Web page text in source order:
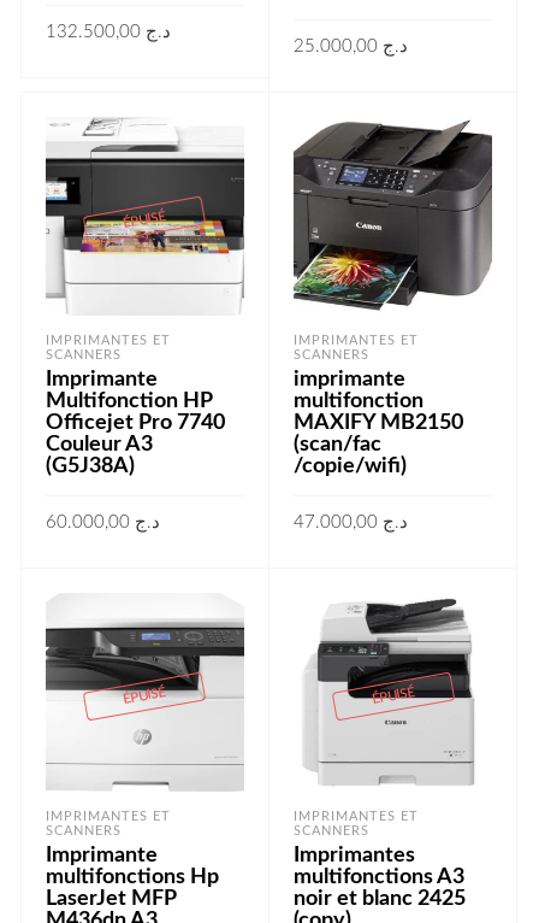
د.ج 132.500,00
د.ج
ÉPUISÉ
IMPRIMANTES ET
SCANNERS
Imprimante
Multifonction HP
Officejet Pro 7740
Couleur A3
(G5J38A)
د.ج 60.000,00
IMPRIMANTES ET
SCANNERS
imprimante
multifonction
MAXIFY MB2150
(scan/fac
/copie/wifi)
د.ج
ÉPUISÉ
IMPRIMANTES ET
SCANNERS
Imprimante
multifonctions Hp
LaserJet MFP
ÉPUISÉ
IMPRIMANTES ET
SCANNERS
Imprimantes
multifonctions A3
noir et blanc 2425